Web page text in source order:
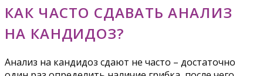
КАК ЧАСТО СДАВАТЬ АНАЛИЗ
НА КАНДИДОЗ?
Анализ на кандидоз сдают не часто – достаточно